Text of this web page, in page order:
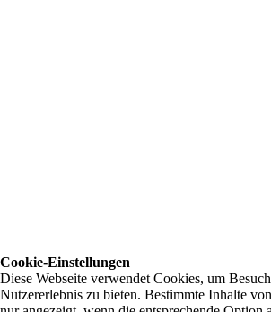
Cookie-Einstellungen
Diese Webseite verwendet Cookies, um
Nutzererlebnis zu bieten. Bestimmte Inhalte